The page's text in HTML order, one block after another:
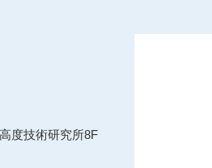
度技術研究所8F